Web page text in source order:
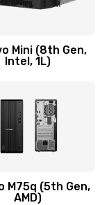
Mini (8th Gen,
Intel, 1L)
M75q (5th Gen,
AMD)